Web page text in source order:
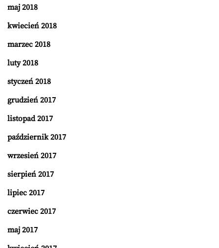
maj 2018
kwiecień 2018
marzec 2018
luty 2018
styczeń 2018
grudzień 2017
listopad 2017
październik 2017
wrzesień 2017
sierpień 2017
lipiec 2017
czerwiec 2017
maj 2017